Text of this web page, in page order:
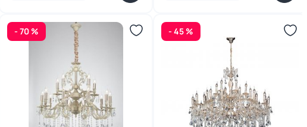
- 70 % - 45 %